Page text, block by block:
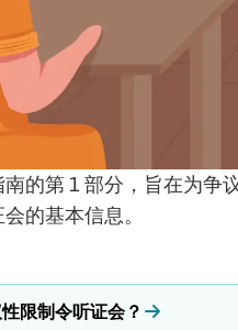
南的第 1 部分，旨在为争
的基本信息。
限制令听证会？